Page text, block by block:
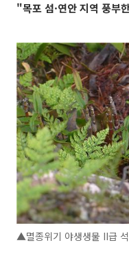
"목포 섬·연안 지역 풍부
▲멸종위기 야생생물 II급